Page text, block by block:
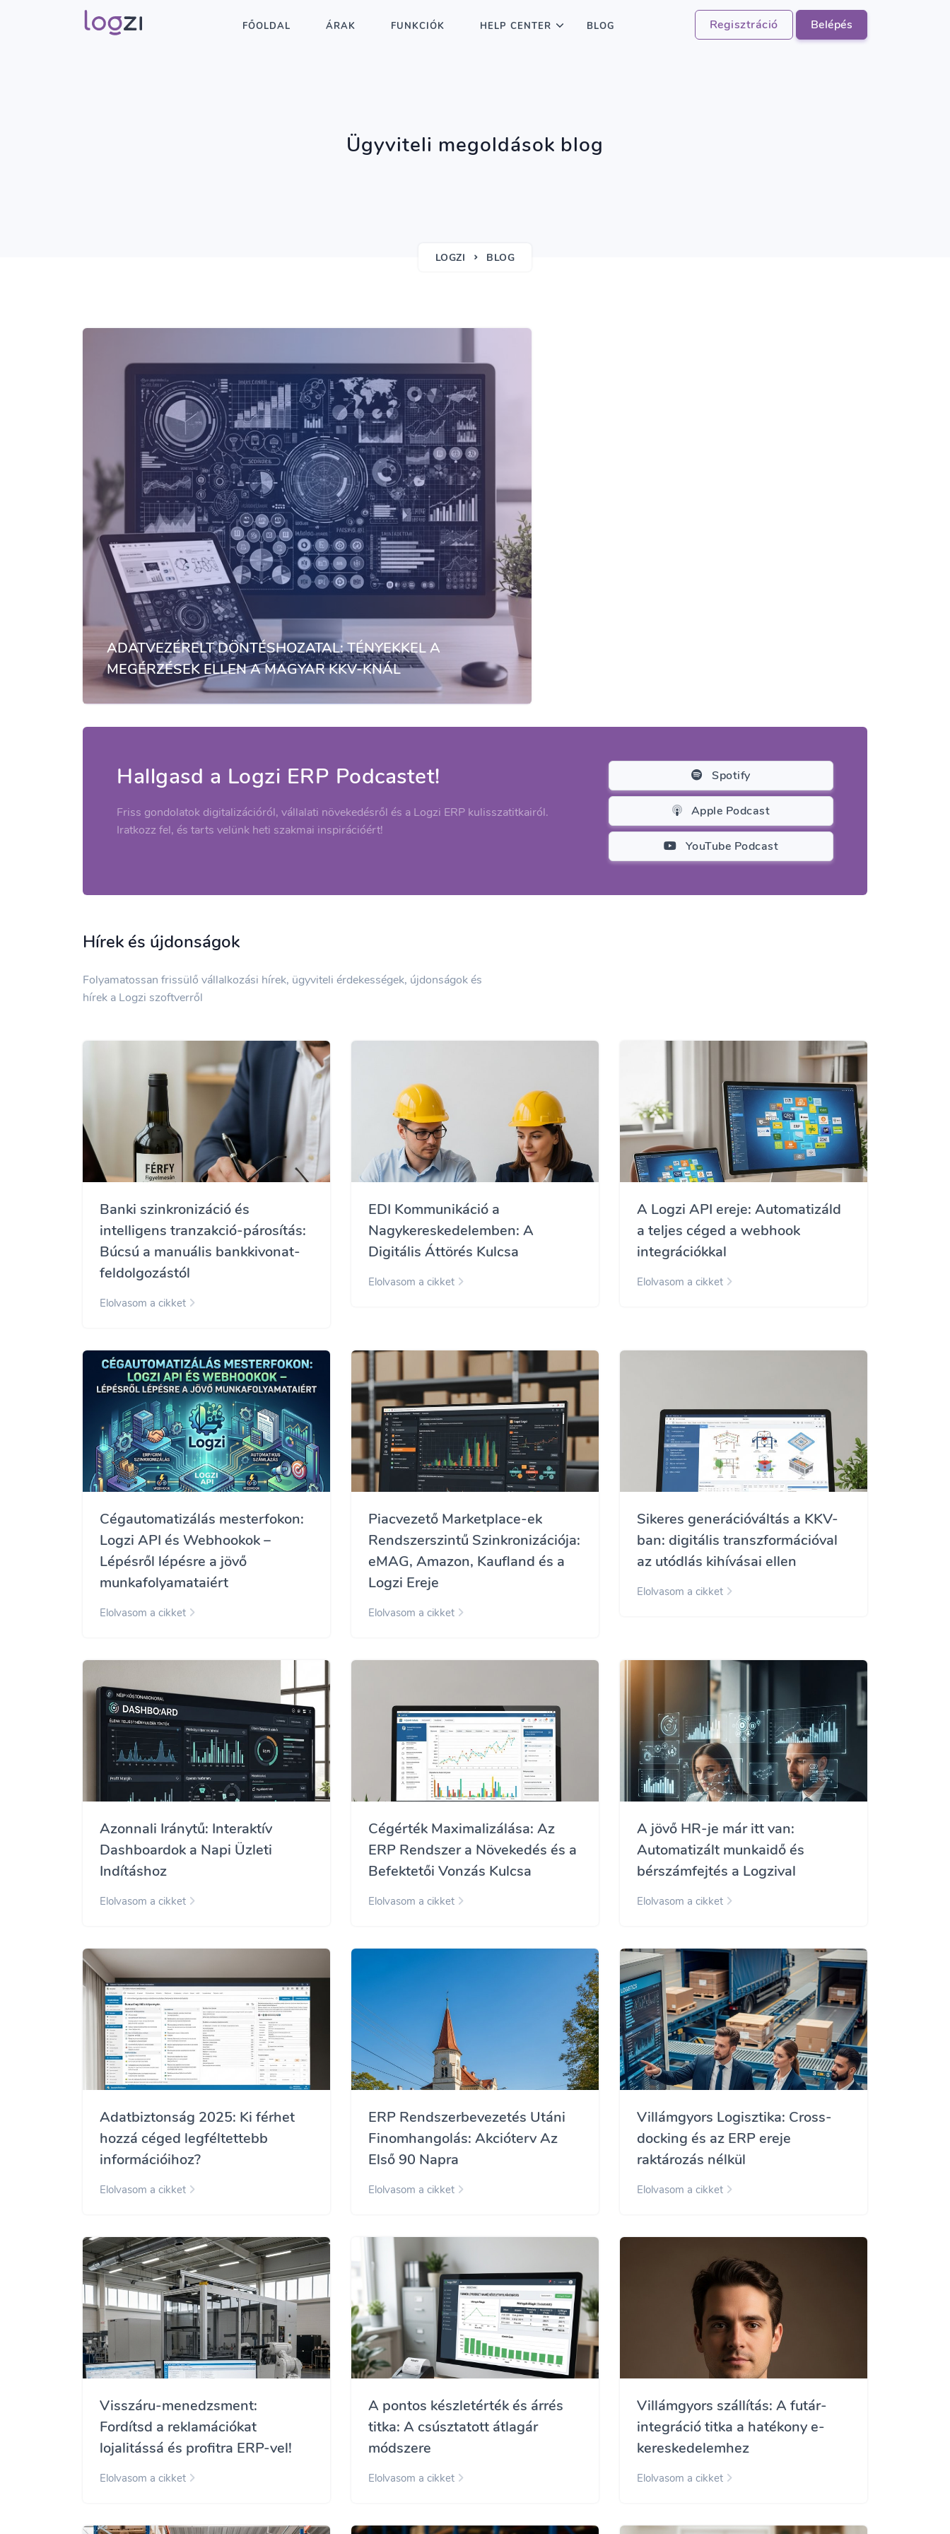
Regisztráció Belépés
FŐOLDAL ÁRAK FUNKCIÓK HELP CENTER BLOG
Ügyviteli megoldások blog
LOGZI BLOG
ADATVEZÉRELT DÖNTÉSHOZATAL: TÉNYEKKEL A
MEGÉRZÉSEK ELLEN A MAGYAR KKV-KNÁL
Hallgasd a Logzi ERP Podcastet!
Friss gondolatok digitalizációról, vállalati növekedésről és a Logzi ERP kulisszatitkairól.
Iratkozz fel, és tarts velünk heti szakmai inspirációért!
Spotify
Apple Podcast
YouTube Podcast
Hírek és újdonságok
Folyamatossan frissülő vállalkozási hírek, ügyviteli érdekességek, újdonságok és
hírek a Logzi szoftverről
Banki szinkronizáció és
intelligens tranzakció-párosítás:
Búcsú a manuális bankkivonat-
feldolgozástól
Elolvasom a cikket
EDI Kommunikáció a
Nagykereskedelemben: A
Digitális Áttörés Kulcsa
Elolvasom a cikket
A Logzi API ereje: Automatizáld
a teljes céged a webhook
integrációkkal
Elolvasom a cikket
Cégautomatizálás mesterfokon:
Logzi API és Webhookok –
Lépésről lépésre a jövő
munkafolyamataiért
Elolvasom a cikket
Piacvezető Marketplace-ek
Rendszerszintű Szinkronizációja:
eMAG, Amazon, Kaufland és a
Logzi Ereje
Elolvasom a cikket
Sikeres generációváltás a KKV-
ban: digitális transzformációval
az utódlás kihívásai ellen
Elolvasom a cikket
Azonnali Iránytű: Interaktív
Dashboardok a Napi Üzleti
Indításhoz
Elolvasom a cikket
Cégérték Maximalizálása: Az
ERP Rendszer a Növekedés és a
Befektetői Vonzás Kulcsa
Elolvasom a cikket
A jövő HR-je már itt van:
Automatizált munkaidő és
bérszámfejtés a Logzival
Elolvasom a cikket
Adatbiztonság 2025: Ki férhet
hozzá céged legféltettebb
információihoz?
Elolvasom a cikket
ERP Rendszerbevezetés Utáni
Finomhangolás: Akcióterv Az
Első 90 Napra
Elolvasom a cikket
Villámgyors Logisztika: Cross-
docking és az ERP ereje
raktározás nélkül
Elolvasom a cikket
Visszáru-menedzsment:
Fordítsd a reklamációkat
lojalitássá és profitra ERP-vel!
Elolvasom a cikket
A pontos készletérték és árrés
titka: A csúsztatott átlagár
módszere
Elolvasom a cikket
Villámgyors szállítás: A futár-
integráció titka a hatékony e-
kereskedelemhez
Elolvasom a cikket